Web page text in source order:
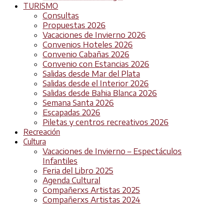
TURISMO
Consultas
Propuestas 2026
Vacaciones de Invierno 2026
Convenios Hoteles 2026
Convenio Cabañas 2026
Convenio con Estancias 2026
Salidas desde Mar del Plata
Salidas desde el Interior 2026
Salidas desde Bahia Blanca 2026
Semana Santa 2026
Escapadas 2026
Piletas y centros recreativos 2026
Recreación
Cultura
Vacaciones de Invierno – Espectáculos
Infantiles
Feria del Libro 2025
Agenda Cultural
Compañerxs Artistas 2025
Compañerxs Artistas 2024